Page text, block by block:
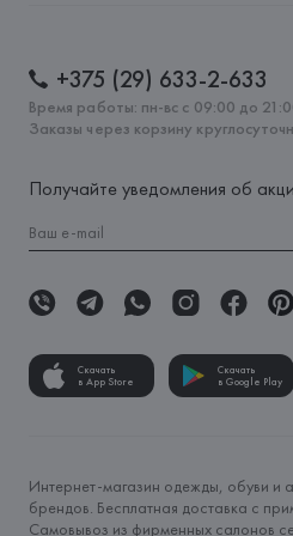
+375 (29) 633-2-633
Время работы: пн-вс с 09:00 до
Заказы через корзину
Получайте уведомления об
Скачать
в App Store
Скачать
в Google Play
Интернет-магазин одежды, обуви и
брендов. Бесплатная доставка с
Самовывоз из фирменных салонов